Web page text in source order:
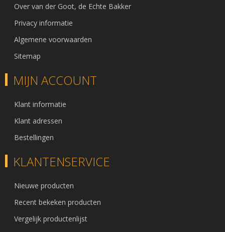
Over van der Goot, de Echte Bakker
Privacy informatie
Algemene voorwaarden
Sitemap
MIJN ACCOUNT
Klant informatie
Klant adressen
Bestellingen
KLANTENSERVICE
Nieuwe producten
Recent bekeken producten
Vergelijk productenlijst